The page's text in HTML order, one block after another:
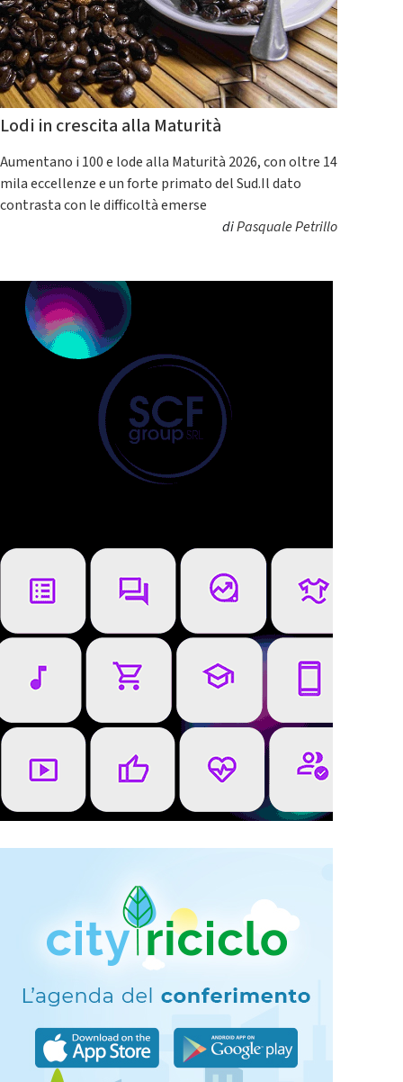
Lodi in crescita alla Maturità
Aumentano i 100 e lode alla Maturità 2026, con oltre 14
mila eccellenze e un forte primato del Sud.Il dato
contrasta con le difficoltà emerse
diPasquale Petrillo